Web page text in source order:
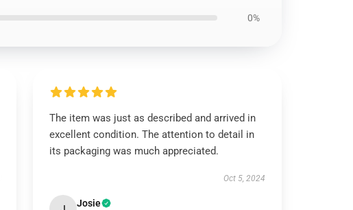
0%
The item was just as described and arrived in
excellent condition. The attention to detail in
its packaging was much appreciated.
Oct 5, 2024
Josie